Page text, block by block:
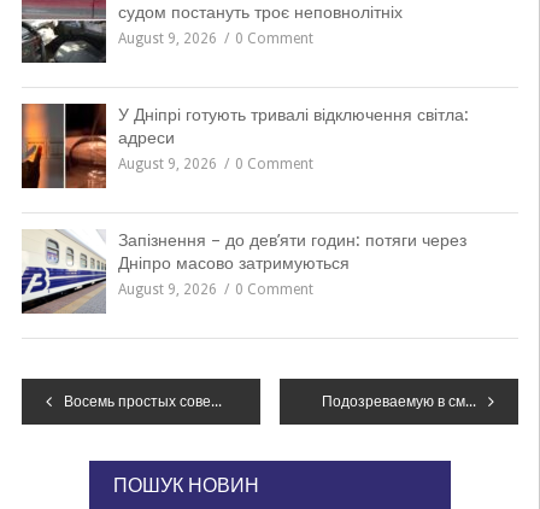
судом постануть троє неповнолітніх
August 9, 2026 0 Comment
У Дніпрі готують тривалі відключення світла:
адреси
August 9, 2026 0 Comment
Запізнення – до дев’яти годин: потяги через
Дніпро масово затримуються
August 9, 2026 0 Comment
Навігація
Восемь простых советов днепровцам, как пережить жару Подозреваемую в смертельном ДТП на Яворницкого в больнице взяли под стражу
ПОШУК НОВИН